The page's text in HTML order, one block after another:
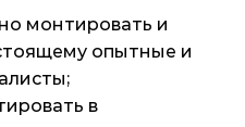
монтировать и
опытные и
в